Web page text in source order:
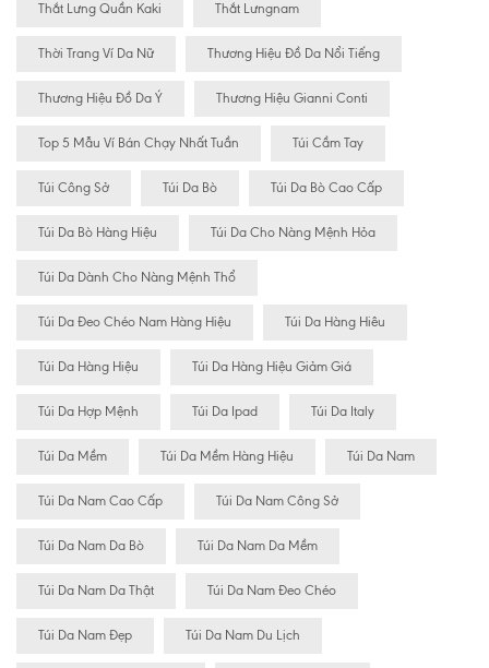
Thắt Lưng Quần Kaki Thắt Lưngnam
Thời Trang Ví Da Nữ Thương Hiệu Đồ Da Nổi Tiếng
Thương Hiệu Đồ Da Ý Thương Hiệu Gianni Conti
Top 5 Mẫu Ví Bán Chạy Nhất Tuần Túi Cầm Tay
Túi Công Sở Túi Da Bò Túi Da Bò Cao Cấp
Túi Da Bò Hàng Hiệu Túi Da Cho Nàng Mệnh Hỏa
Túi Da Dành Cho Nàng Mệnh Thổ
Túi Da Đeo Chéo Nam Hàng Hiệu Túi Da Hàng Hiêu
Túi Da Hàng Hiệu Túi Da Hàng Hiệu Giảm Giá
Túi Da Hợp Mệnh Túi Da Ipad Túi Da Italy
Túi Da Mềm Túi Da Mềm Hàng Hiệu Túi Da Nam
Túi Da Nam Cao Cấp Túi Da Nam Công Sở
Túi Da Nam Da Bò Túi Da Nam Da Mềm
Túi Da Nam Da Thật Túi Da Nam Đeo Chéo
Túi Da Nam Đẹp Túi Da Nam Du Lịch